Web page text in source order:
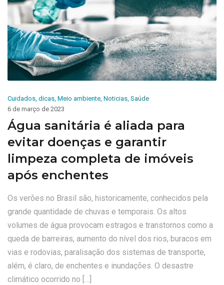
Cuidados, dicas, Meio ambiente, Noticias, Saúde
6 de março de 2023
Água sanitária é aliada para
evitar doenças e garantir
limpeza completa de imóveis
após enchentes
Os verões no Brasil são, historicamente, conhecidos pela
grande quantidade de chuvas e temporais. Os altos
volumes de água provocam estragos e transtornos como a
queda de barreiras, aumento do nível dos rios, buracos em
vias e rodovias, paralisação dos sistemas de transporte,
além, é claro, de enchentes e inundações. O desastre
climático ocorrido no […]